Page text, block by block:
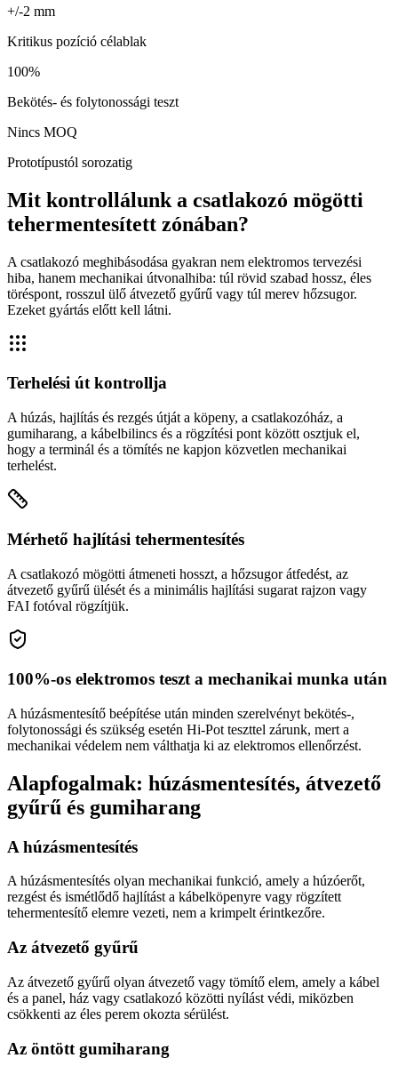
+/-2 mm
Kritikus pozíció célablak
100%
Bekötés- és folytonossági teszt
Nincs MOQ
Prototípustól sorozatig
Mit kontrollálunk a csatlakozó mögötti
tehermentesített zónában?
A csatlakozó meghibásodása gyakran nem elektromos tervezési
hiba, hanem mechanikai útvonalhiba: túl rövid szabad hossz, éles
töréspont, rosszul ülő átvezető gyűrű vagy túl merev hőzsugor.
Ezeket gyártás előtt kell látni.
Terhelési út kontrollja
A húzás, hajlítás és rezgés útját a köpeny, a csatlakozóház, a
gumiharang, a kábelbilincs és a rögzítési pont között osztjuk el,
hogy a terminál és a tömítés ne kapjon közvetlen mechanikai
terhelést.
Mérhető hajlítási tehermentesítés
A csatlakozó mögötti átmeneti hosszt, a hőzsugor átfedést, az
átvezető gyűrű ülését és a minimális hajlítási sugarat rajzon vagy
FAI fotóval rögzítjük.
100%-os elektromos teszt a mechanikai munka után
A húzásmentesítő beépítése után minden szerelvényt bekötés-,
folytonossági és szükség esetén Hi-Pot teszttel zárunk, mert a
mechanikai védelem nem válthatja ki az elektromos ellenőrzést.
Alapfogalmak: húzásmentesítés, átvezető
gyűrű és gumiharang
A húzásmentesítés
A húzásmentesítés olyan mechanikai funkció, amely a húzóerőt,
rezgést és ismétlődő hajlítást a kábelköpenyre vagy rögzített
tehermentesítő elemre vezeti, nem a krimpelt érintkezőre.
Az átvezető gyűrű
Az átvezető gyűrű olyan átvezető vagy tömítő elem, amely a kábel
és a panel, ház vagy csatlakozó közötti nyílást védi, miközben
csökkenti az éles perem okozta sérülést.
Az öntött gumiharang